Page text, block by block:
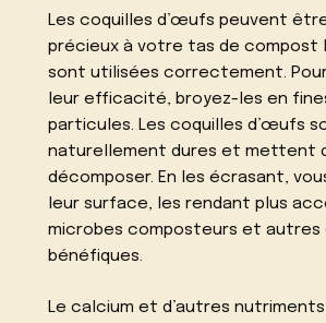
Les coquilles d’œufs peuvent
précieux à votre tas de compost
sont utilisées correctement.
leur efficacité, broyez-les en
particules. Les coquilles d’œufs
naturellement dures et mettent
décomposer. En les écrasant,
leur surface, les rendant plus
microbes composteurs et autres
bénéfiques.
Le calcium et d’autres